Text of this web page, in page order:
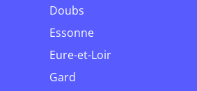
Doubs
Essonne
Eure-et-Loir
Gard